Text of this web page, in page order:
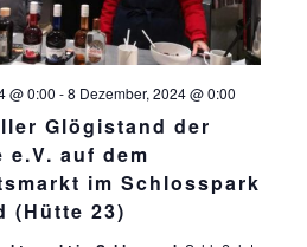
Glögistand der
e.V. auf dem
im Schlosspark
(Hütte 23)
@ 0:00 -8 Dezember, 2024 @ 0:00